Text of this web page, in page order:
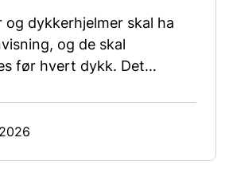
og dykkerhjelmer skal ha
og de skal
før hvert dykk. Det
under et